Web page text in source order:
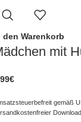
den Warenkorb
mit
€
gemäß
Download